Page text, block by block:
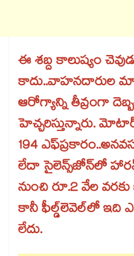
ఈ శబ్ద కాలుష్యం
కాదు..వాహనదారుల
ఆరోగ్యాన్ని తీవ్రంగా
హెచ్చరిస్తున్నారు.
194
లేదా సైలెన్స్​జోన్​లో
నుంచి రూ.2 వేల
కానీ ఫీల్డ్​లెవెల్​లో ఇది
లేదు.